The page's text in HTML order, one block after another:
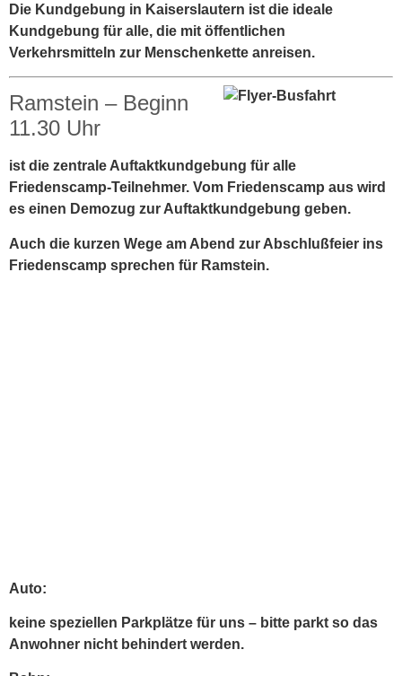
Die Kundgebung in Kaiserslautern ist die ideale
Kundgebung für alle, die mit öffentlichen
Verkehrsmitteln zur Menschenkette anreisen.
Ramstein – Beginn
11.30 Uhr
ist die zentrale Auftaktkundgebung für alle
Friedenscamp-Teilnehmer. Vom Friedenscamp aus wird
es einen Demozug zur Auftaktkundgebung geben.
Auch die kurzen Wege am Abend zur Abschlußfeier ins
Friedenscamp sprechen für Ramstein.
Auto:
keine speziellen Parkplätze für uns – bitte parkt so das
Anwohner nicht behindert werden.